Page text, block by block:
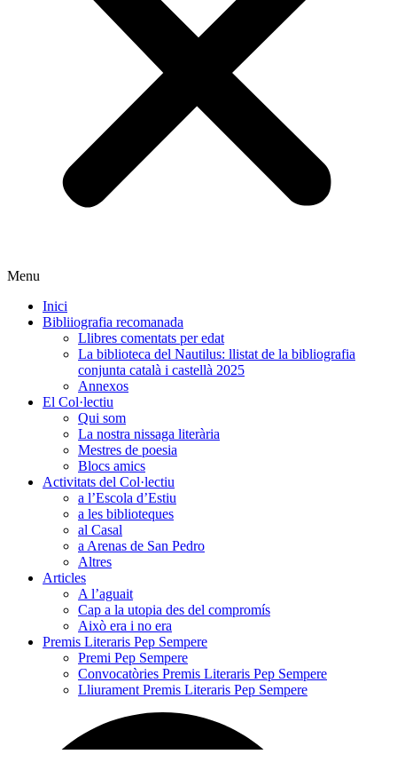
Menu
Inici
Bibliiografia recomanada
Llibres comentats per edat
La biblioteca del Nautilus: llistat de la bibliografia
conjunta català i castellà 2025
Annexos
El Col·lectiu
Qui som
La nostra nissaga literària
Mestres de poesia
Blocs amics
Activitats del Col·lectiu
a l’Escola d’Estiu
a les biblioteques
al Casal
a Arenas de San Pedro
Altres
Articles
A l’aguait
Cap a la utopia des del compromís
Això era i no era
Premis Literaris Pep Sempere
Premi Pep Sempere
Convocatòries Premis Literaris Pep Sempere
Lliurament Premis Literaris Pep Sempere